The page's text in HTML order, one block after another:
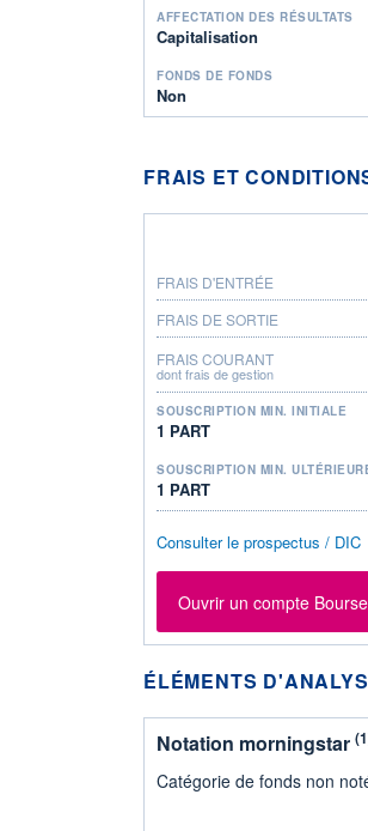
AFFECTATION DES RÉSULTATS
Capitalisation
FONDS DE FONDS
Non
FRAIS ET
FRAIS D'ENTRÉE
FRAIS DE SORTIE
FRAIS COURANT
dont frais de gestion
SOUSCRIPTION MIN. INITIALE
1 PART
SOUSCRIPTION MIN.
1 PART
Consulter le prospectus / DIC
Ouvrir un compte Bourse
ÉLÉMENTS
Notation morningstar
Catégorie de fonds non